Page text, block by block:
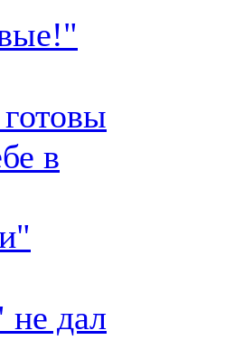
в
не дал